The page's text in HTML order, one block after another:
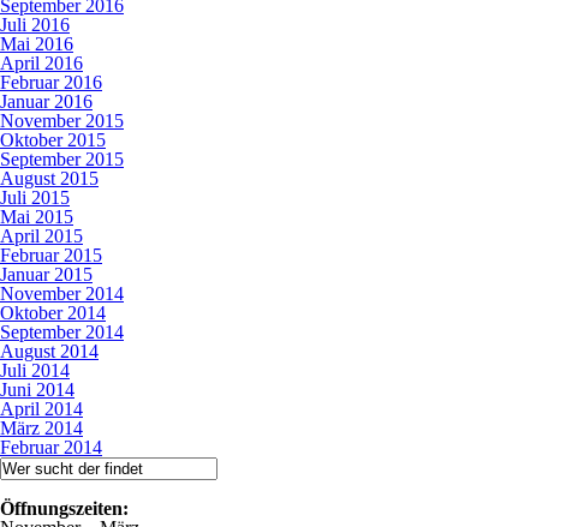
September 2016
Juli 2016
Mai 2016
April 2016
Februar 2016
Januar 2016
November 2015
Oktober 2015
September 2015
August 2015
Juli 2015
Mai 2015
April 2015
Februar 2015
Januar 2015
November 2014
Oktober 2014
September 2014
August 2014
Juli 2014
Juni 2014
April 2014
März 2014
Februar 2014
Öffnungszeiten: